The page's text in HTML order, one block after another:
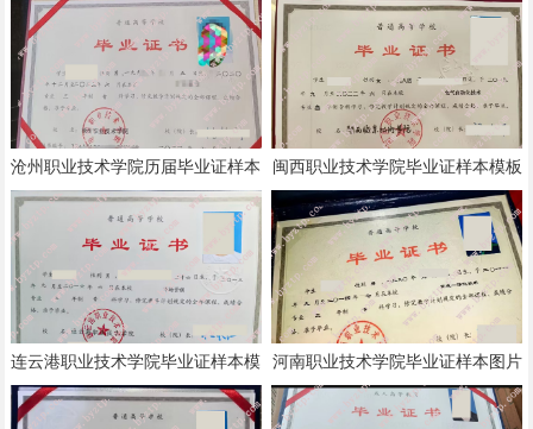
沧州职业技术学院历届毕业证样本
模板
闽西职业技术学院毕业证样本模板
连云港职业技术学院毕业证样本模
板
河南职业技术学院毕业证样本图片